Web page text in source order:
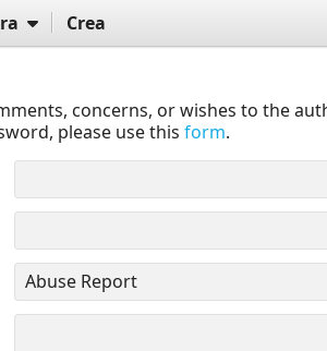
Crea
concerns, or wishes to the
please use this form.